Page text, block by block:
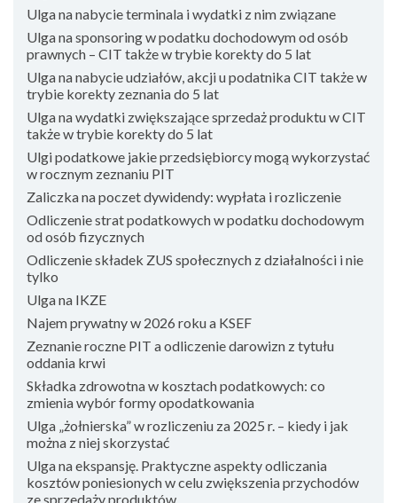
Ulga na nabycie terminala i wydatki z nim związane
Ulga na sponsoring w podatku dochodowym od osób
prawnych – CIT także w trybie korekty do 5 lat
Ulga na nabycie udziałów, akcji u podatnika CIT także w
trybie korekty zeznania do 5 lat
Ulga na wydatki zwiększające sprzedaż produktu w CIT
także w trybie korekty do 5 lat
Ulgi podatkowe jakie przedsiębiorcy mogą wykorzystać
w rocznym zeznaniu PIT
Zaliczka na poczet dywidendy: wypłata i rozliczenie
Odliczenie strat podatkowych w podatku dochodowym
od osób fizycznych
Odliczenie składek ZUS społecznych z działalności i nie
tylko
Ulga na IKZE
Najem prywatny w 2026 roku a KSEF
Zeznanie roczne PIT a odliczenie darowizn z tytułu
oddania krwi
Składka zdrowotna w kosztach podatkowych: co
zmienia wybór formy opodatkowania
Ulga „żołnierska” w rozliczeniu za 2025 r. – kiedy i jak
można z niej skorzystać
Ulga na ekspansję. Praktyczne aspekty odliczania
kosztów poniesionych w celu zwiększenia przychodów
ze sprzedaży produktów